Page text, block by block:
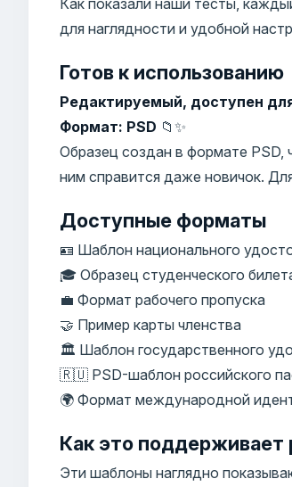
для наглядности и удобной
Готов к использованию
Редактируемый, доступен
Формат: PSD 📁✨
Образец создан в формате PSD,
ним справится даже новичок.
Доступные форматы
🪪 Шаблон национального
🎓 Образец студенческого
💼 Формат рабочего пропуска
🤝 Пример карты членства
🏛️ Шаблон государственного
🇷🇺 PSD-шаблон российского
🌍 Формат международной
Как это поддерживает
Эти шаблоны наглядно